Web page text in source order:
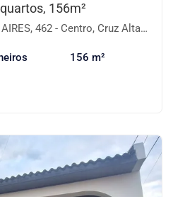
156m²
462 - Centro, Cruz Alta-RS
156 m²